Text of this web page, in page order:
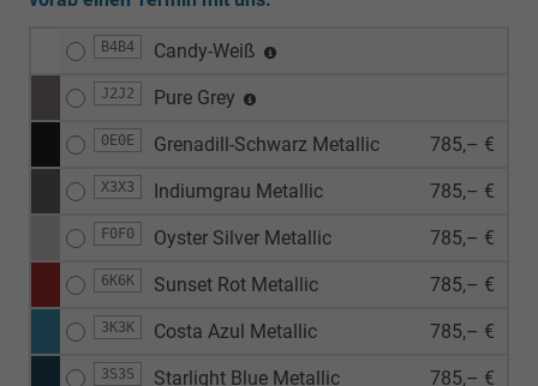
B4B4 Candy-Weiß
J2J2 Pure Grey
0E0E Grenadill-Schwarz Metallic 785,– €
X3X3 Indiumgrau Metallic 785,– €
F0F0 Oyster Silver Metallic 785,– €
6K6K Sunset Rot Metallic 785,– €
3K3K Costa Azul Metallic 785,– €
3S3S Starlight Blue Metallic 785,– €